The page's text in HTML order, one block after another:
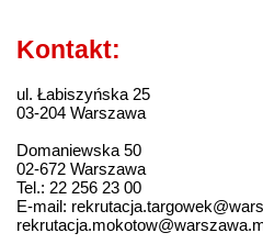
Kontakt:
ul. Łabiszyńska 25
03-204 Warszawa
Domaniewska 50
02-672 Warszawa
Tel.: 22 256 23 00
E-mail: